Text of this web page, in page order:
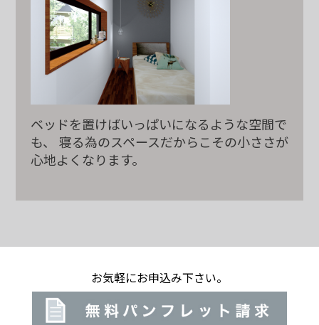
ベッドを置けばいっぱいになるような空間で
も、
寝る為のスペースだからこその小ささが
心地よくなります。
お気軽にお申込み下さい。